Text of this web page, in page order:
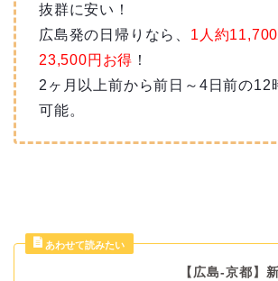
抜群に安い！
広島発の日帰りなら、 1人約
23,500円お得 ！
2ヶ月以上前から前日～4日前の12
可能。
【広島-京都】